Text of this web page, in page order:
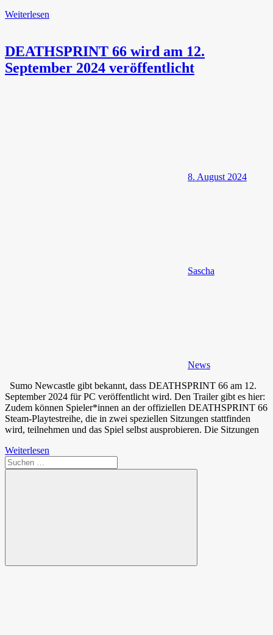
Weiterlesen
DEATHSPRINT 66 wird am 12.
September 2024 veröffentlicht
8. August 2024
Sascha
News
Sumo Newcastle gibt bekannt, dass DEATHSPRINT 66 am 12.
September 2024 für PC veröffentlicht wird. Den Trailer gibt es hier:
Zudem können Spieler*innen an der offiziellen DEATHSPRINT 66
Steam-Playtestreihe, die in zwei speziellen Sitzungen stattfinden
wird, teilnehmen und das Spiel selbst ausprobieren. Die Sitzungen
Weiterlesen
Suchen
nach:
Suchen